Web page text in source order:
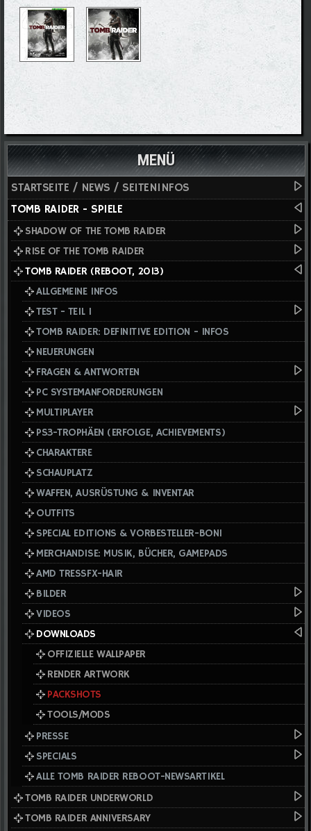
MENÜ
STARTSEITE / NEWS / SEITENINFOS
TOMB RAIDER - SPIELE
SHADOW OF THE TOMB RAIDER
RISE OF THE TOMB RAIDER
TOMB RAIDER (REBOOT, 2013)
ALLGEMEINE INFOS
TEST - TEIL I
TOMB RAIDER: DEFINITIVE EDITION - INFOS
NEUERUNGEN
FRAGEN & ANTWORTEN
PC SYSTEMANFORDERUNGEN
MULTIPLAYER
PS3-TROPHÄEN (ERFOLGE, ACHIEVEMENTS)
CHARAKTERE
SCHAUPLATZ
WAFFEN, AUSRÜSTUNG & INVENTAR
OUTFITS
SPECIAL EDITIONS & VORBESTELLER-BONI
MERCHANDISE: MUSIK, BÜCHER, GAMEPADS
AMD TRESSFX-HAIR
BILDER
VIDEOS
DOWNLOADS
OFFIZIELLE WALLPAPER
RENDER ARTWORK
PACKSHOTS
TOOLS/MODS
PRESSE
SPECIALS
ALLE TOMB RAIDER REBOOT-NEWSARTIKEL
TOMB RAIDER UNDERWORLD
TOMB RAIDER ANNIVERSARY